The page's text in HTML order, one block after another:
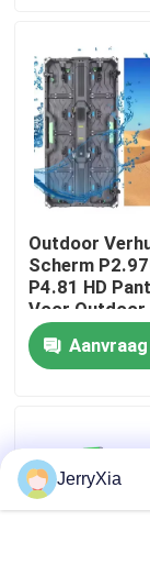
Video's
VR-show
Over ons
Nieuws
Outdoor
Scherm
P4.81 HD
Voor Outdoor
Concert
Reclame
Scherm
JerryXia